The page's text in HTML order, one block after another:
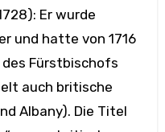
Er wurde
und hatte von 1716
des Fürstbischofs
auch britische
Albany). Die Titel